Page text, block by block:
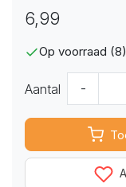
6,99
Op voorraad (8)
Aantal -